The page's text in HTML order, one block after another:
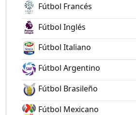
Fútbol Francés
Fútbol Inglés
Fútbol Italiano
Fútbol Argentino
Fútbol Brasileño
Fútbol Mexicano